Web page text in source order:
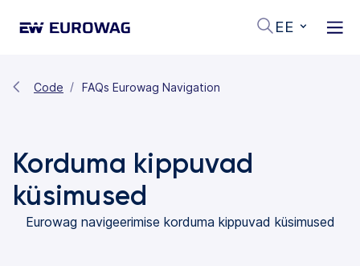
EE
Code FAQs Eurowag Navigation
Korduma kippuvad
küsimused
Eurowag navigeerimise korduma kippuvad küsimused